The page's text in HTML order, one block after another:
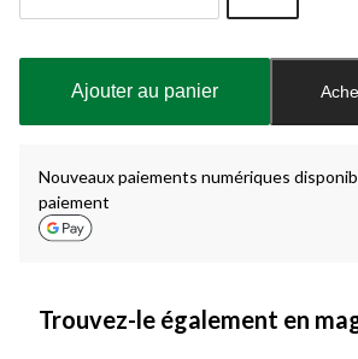
à
Ajouter au panier
Nouveaux paiements numériques
paiement
Trouvez-le également en